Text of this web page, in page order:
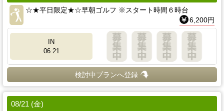
☆★平日限定★☆早朝ゴルフ ※スタート時間６時台
6,200円
IN
06:21
検討中プランへ登録
08/21 (金)